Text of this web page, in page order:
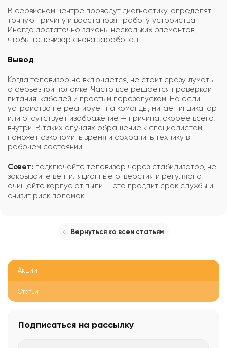
В сервисном центре проведут диагностику, определят
точную причину и восстановят работу устройства.
Иногда достаточно замены нескольких элементов,
чтобы телевизор снова заработал.
Вывод
Когда телевизор не включается, не стоит сразу думать
о серьёзной поломке. Часто всё решается проверкой
питания, кабелей и простым перезапуском. Но если
устройство не реагирует на команды, мигает индикатор
или отсутствует изображение — причина, скорее всего,
внутри. В таких случаях обращение к специалистам
поможет сэкономить время и сохранить технику в
рабочем состоянии.
Совет: подключайте телевизор через стабилизатор, не
закрывайте вентиляционные отверстия и регулярно
очищайте корпус от пыли — это продлит срок службы и
снизит риск поломок.
Вернуться ко всем статьям
Акции
Статьи
Подписаться на рассылку